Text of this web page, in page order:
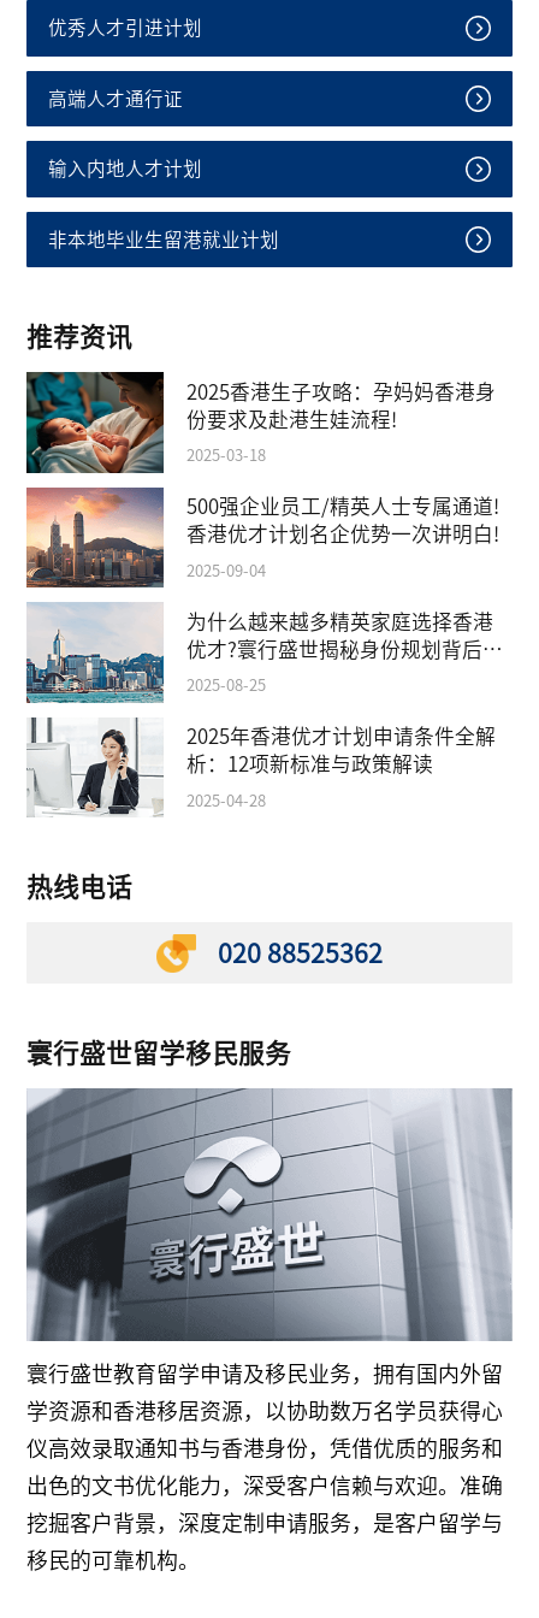
优秀人才引进计划
高端人才通行证
输入内地人才计划
非本地毕业生留港就业计划
推荐资讯
2025香港生子攻略：孕妈妈香港身
份要求及赴港生娃流程!
2025-03-18
500强企业员工/精英人士专属通道!
香港优才计划名企优势一次讲明白!
2025-09-04
为什么越来越多精英家庭选择香港
优才?寰行盛世揭秘身份规划背后的
教育红利
2025-08-25
2025年香港优才计划申请条件全解
析：12项新标准与政策解读
2025-04-28
热线电话
020 88525362
寰行盛世留学移民服务
寰行盛世教育留学申请及移民业务，拥有国内外留
学资源和香港移居资源，以协助数万名学员获得心
仪高效录取通知书与香港身份，凭借优质的服务和
出色的文书优化能力，深受客户信赖与欢迎。准确
挖掘客户背景，深度定制申请服务，是客户留学与
移民的可靠机构。